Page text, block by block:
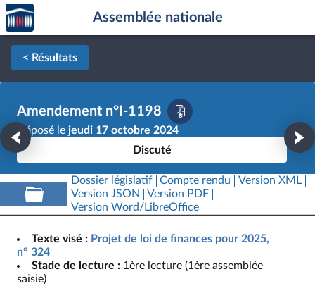
Aller au contenu
Aller en bas de la page
Accèder
à la
page
d'accueil
Assemblée nationale
< Résultats
Amendement n°I-1198
Déposé le jeudi 17 octobre 2024
Discuté
Dossier législatif Compte rendu
Version XML
Version JSON
Version PDF
Version Word/LibreOffice
Texte visé : Projet de loi de finances pour 2025,
n° 324
Stade de lecture : 1ère lecture (1ère assemblée
saisie)